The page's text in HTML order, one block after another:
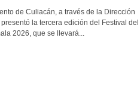
de Culiacán, a través de la Dirección
la tercera edición del Festival del
2026, que se llevará...